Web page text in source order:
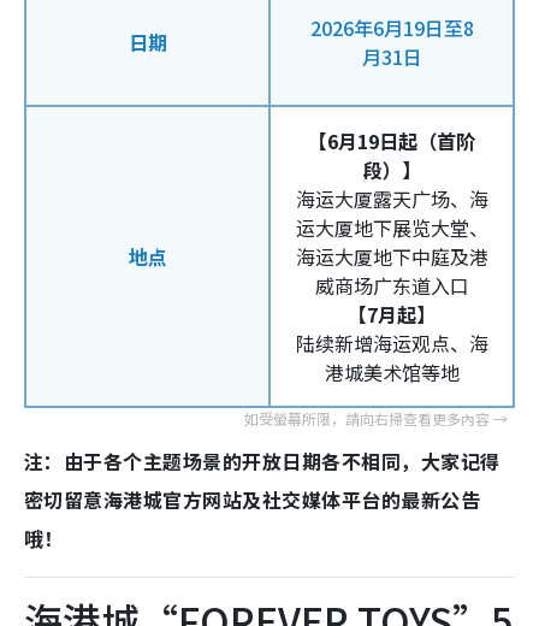
日期
2026年6月19日至8
月31日
地点
【6月19日起（首阶
段）】
海运大厦露天广场、海
运大厦地下展览大堂、
海运大厦地下中庭及港
威商场广东道入口
【7月起】
陆续新增海运观点、海
港城美术馆等地
注：由于各个主题场景的开放日期各不相同，大家记得
密切留意海港城官方网站及社交媒体平台的最新公告
哦！